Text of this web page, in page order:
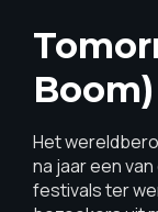
Boom)
Het
na jaar een
festivals ter